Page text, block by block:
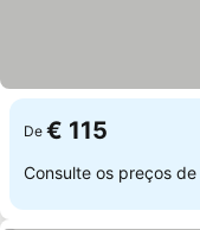
De € 115
Consulte os preços de